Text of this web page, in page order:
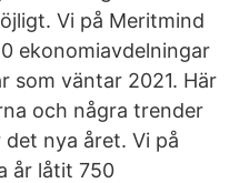
Vi på Meritmind
ekonomiavdelningar
som väntar 2021. Här
och några trender
nya året. Vi på
år låtit 750